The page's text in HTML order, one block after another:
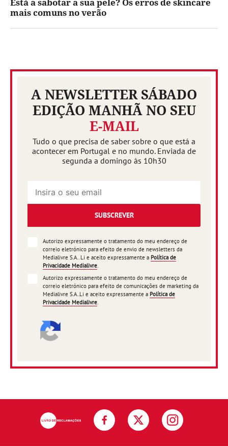
mais comuns no verão
A NEWSLETTER SÁBADO
EDIÇÃO MANHÃ NO SEU
E-MAIL
Tudo o que precisa de saber sobre o que está a
acontecer em Portugal e no mundo. Enviada de
segunda a domingo às 10h30
SUBSCREVER
Autorizo expressamente o tratamento do meu endereço de
correio eletrónico para efeito de envio de newsletters da
Medialivre S.A.. Li e aceito expressamente a Política de
Privacidade Medialivre.
Autorizo expressamente o tratamento do meu endereço de
correio eletrónico para efeito de comunicações de marketing da
Medialivre S.A..Li e aceito expressamente a Política de
Privacidade Medialivre.